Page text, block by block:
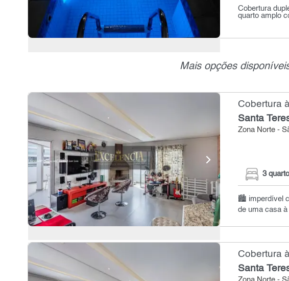
Cobertura
quarto amplo
Mais opções
Cobertura
Santa
Zona Norte -
3
🏙 imperdível
de uma casa à
Cobertura
Santa